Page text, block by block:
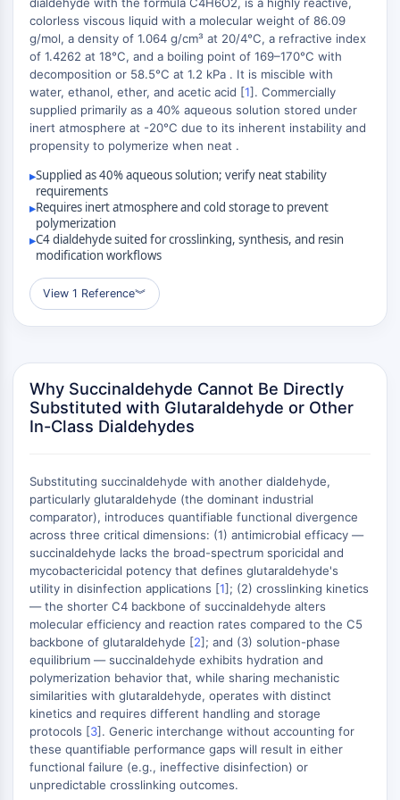
Domaine de lecture épigénétique
Modification de l'histone
VOIE MAPK/ERK
Voie MAPK/ERK
Kinase sérine/thréonine associée aux
microtubules (MAST)
Récepteur ABA
KLF
MNK
MAPKAPK2 MK2
Kinase de lignée mixte
SOS1
Kinase ribosomale S6 RSK
MAP3K
MAP4K
JNK
ERK
Ras
AUTOPHAGIE
Autophagie
Protéine Atg et apparentée à Atg
Autophagie
KINASE DE TYROSINE DE PROTÉINE/RTK
Kinase de tyrosine de protéine/RTK
Kinase tyrosine non réceptrice
Synonymes : NRTK
Récepteur tyrosine kinase RTK
TRANSPORTEUR MEMBRANAIRE/CANAL
IONIQUE
+
−
colorless viscous liquid with a molecular weight of 86.09
g/mol, a density of 1.064 g/cm³ at 20/4°C, a refractive index
of 1.4262 at 18°C, and a boiling point of 169–170°C with
decomposition or 58.5°C at 1.2 kPa . It is miscible with
water, ethanol, ether, and acetic acid [1]. Commercially
supplied primarily as a 40% aqueous solution stored under
inert atmosphere at -20°C due to its inherent instability and
propensity to polymerize when neat .
▸Supplied as 40% aqueous solution; verify neat stability
requirements
▸Requires inert atmosphere and cold storage to prevent
polymerization
▸C4 dialdehyde suited for crosslinking, synthesis, and resin
modification workflows
View 1 Reference︾
Why Succinaldehyde Cannot Be Directly
Substituted with Glutaraldehyde or Other
In-Class Dialdehydes
Substituting succinaldehyde with another dialdehyde,
particularly glutaraldehyde (the dominant industrial
comparator), introduces quantifiable functional divergence
across three critical dimensions: (1) antimicrobial efficacy —
succinaldehyde lacks the broad-spectrum sporicidal and
mycobactericidal potency that defines glutaraldehyde's
utility in disinfection applications [1]; (2) crosslinking kinetics
— the shorter C4 backbone of succinaldehyde alters
molecular efficiency and reaction rates compared to the C5
backbone of glutaraldehyde [2]; and (3) solution-phase
equilibrium — succinaldehyde exhibits hydration and
polymerization behavior that, while sharing mechanistic
similarities with glutaraldehyde, operates with distinct
kinetics and requires different handling and storage
protocols [3]. Generic interchange without accounting for
these quantifiable performance gaps will result in either
functional failure (e.g., ineffective disinfection) or
unpredictable crosslinking outcomes.